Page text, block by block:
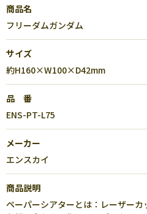
商品名
フリーダムガンダム
サイズ
約H160×W100×D42mm
品 番
ENS-PT-L75
メーカー
エンスカイ
商品説明
ペーパーシアターとは：レーザー